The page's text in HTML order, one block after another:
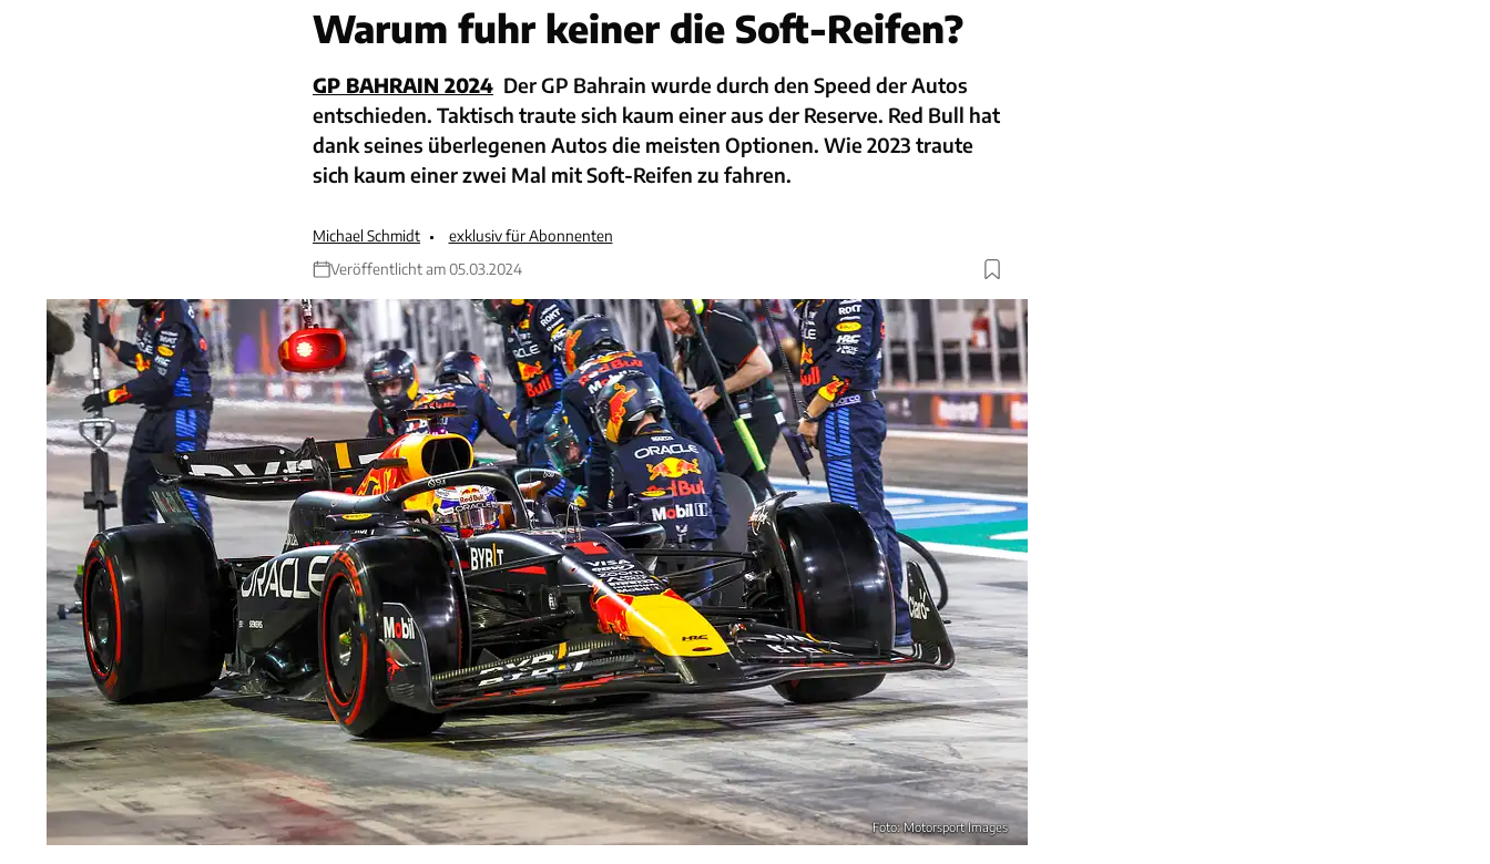
Warum fuhr keiner die Soft-Reifen?
GP BAHRAIN 2024 Der GP Bahrain wurde durch den Speed der Autos
entschieden. Taktisch traute sich kaum einer aus der Reserve. Red Bull hat
dank seines überlegenen Autos die meisten Optionen. Wie 2023 traute
sich kaum einer zwei Mal mit Soft-Reifen zu fahren.
Michael Schmidt
exklusiv für Abonnenten
Veröffentlicht am 05.03.2024
Foto: Motorsport Images